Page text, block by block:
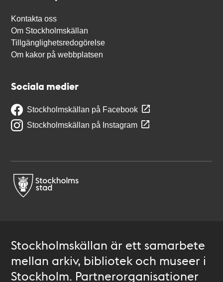
Kontakta oss
Om Stockholmskällan
Tillgänglighetsredogörelse
Om kakor på webbplatsen
Sociala medier
Stockholmskällan på Facebook
Stockholmskällan på Instagram
Stockholmskällan är ett samarbete
mellan arkiv, bibliotek och museer i
Stockholm. Partnerorganisationer